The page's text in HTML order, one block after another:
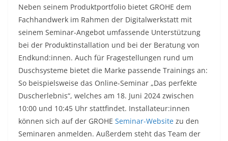
Neben seinem Produktportfolio bietet GROHE dem
Fachhandwerk im Rahmen der Digitalwerkstatt mit
seinem Seminar-Angebot umfassende Unterstützung
bei der Produktinstallation und bei der Beratung von
Endkund:innen. Auch für Fragestellungen rund um
Duschsysteme bietet die Marke passende Trainings an:
So beispielsweise das Online-Seminar „Das perfekte
Duscherlebnis“, welches am 18. Juni 2024 zwischen
10:00 und 10:45 Uhr stattfindet. Installateur:innen
können sich auf der GROHE Seminar-Website zu den
Seminaren anmelden. Außerdem steht das Team der